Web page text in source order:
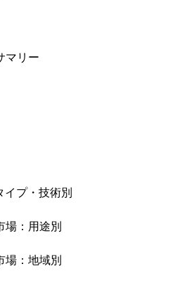
マリー
イプ・技術別
場：用途別
場：地域別